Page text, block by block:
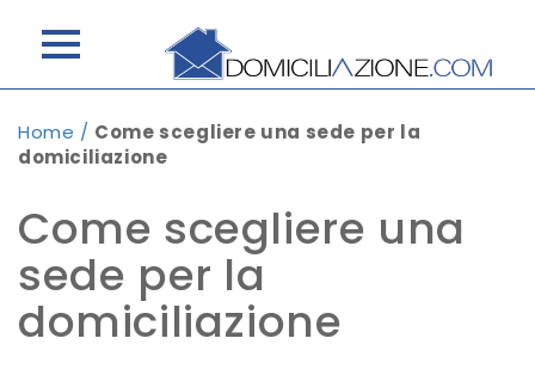
Home / Come scegliere una sede per la
domiciliazione
Come scegliere una
sede per la
domiciliazione